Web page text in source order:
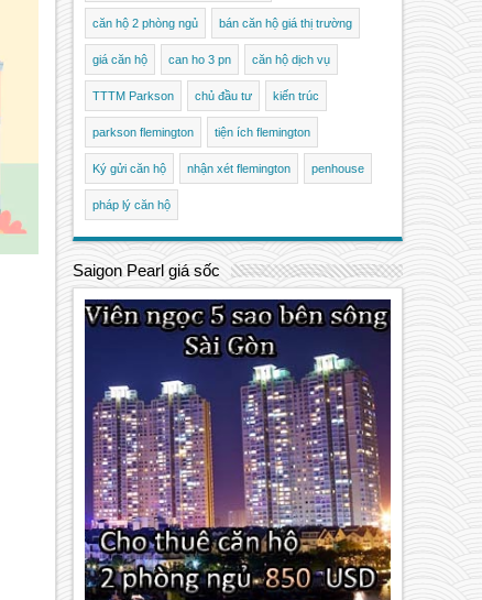
căn hộ 2 phòng ngủ bán căn hộ giá thị trường
giá căn hộ can ho 3 pn căn hộ dịch vụ
TTTM Parkson chủ đầu tư kiến trúc
parkson flemington tiện ích flemington
Ký gửi căn hộ nhận xét flemington penhouse
pháp lý căn hộ
Saigon Pearl giá sốc